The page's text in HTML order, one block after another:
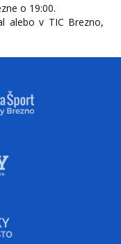
o 19:00.
alebo v TIC Brezno,